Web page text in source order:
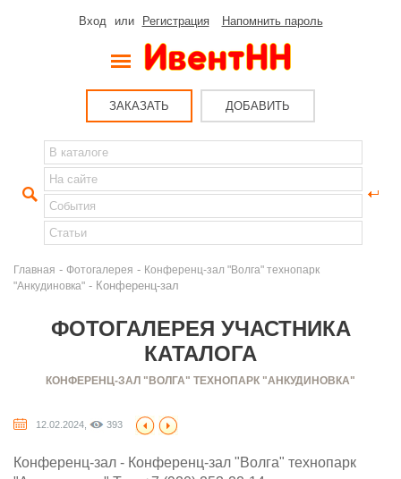
Вход или Регистрация Напомнить пароль
ЗАКАЗАТЬ ДОБАВИТЬ
Главная - Фотогалерея - Конференц-зал "Волга" технопарк
"Анкудиновка" - Конференц-зал
ФОТОГАЛЕРЕЯ УЧАСТНИКА
КАТАЛОГА
КОНФЕРЕНЦ-ЗАЛ "ВОЛГА" ТЕХНОПАРК "АНКУДИНОВКА"
12.02.2024, 393
Конференц-зал - Конференц-зал "Волга" технопарк